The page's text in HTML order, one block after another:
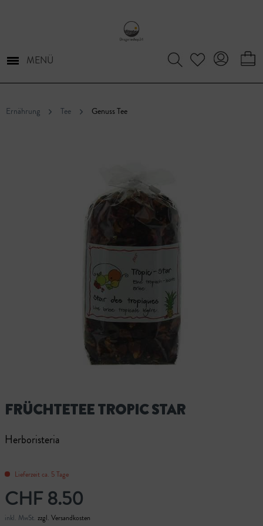
MENÜ
Ernährung Tee Genuss Tee
FRÜCHTETEE TROPIC STAR
Herboristeria
Lieferzeit ca. 5 Tage
CHF 8.50
inkl. MwSt. zzgl. Versandkosten